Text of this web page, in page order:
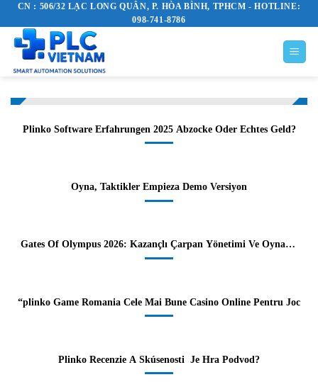
Skip
to
content
CN : 506/32 LẠC LONG QUÂN, P. HÒA BÌNH, TPHCM - HOTLINE:
098-741-8786
Plinko Software Erfahrungen 2025 Abzocke Oder Echtes Geld?
Oyna, Taktikler Empieza Demo Versiyon
Gates Of Olympus 2026: Kazançlı Çarpan Yönetimi Ve Oynanış
Analizi”
“plinko Game Romania Cele Mai Bune Casino Online Pentru Joc
Plinko Recenzie A Skúsenosti ️ Je Hra Podvod?